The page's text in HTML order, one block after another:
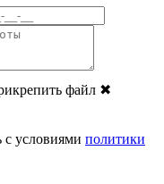
файл ✖
условиями политики